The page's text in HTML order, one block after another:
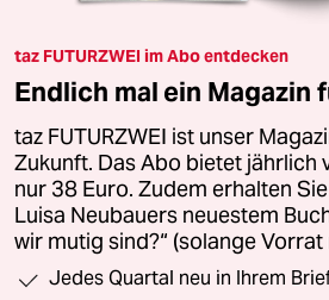
taz FUTURZWEI im Abo entdecken
Endlich mal ein Magazin
taz FUTURZWEI ist unser
Zukunft. Das Abo bietet jährlich
nur 38 Euro. Zudem erhalten
Luisa Neubauers neuestem
wir mutig sind?“ (solange Vorrat
Jedes Quartal neu in Ihrem